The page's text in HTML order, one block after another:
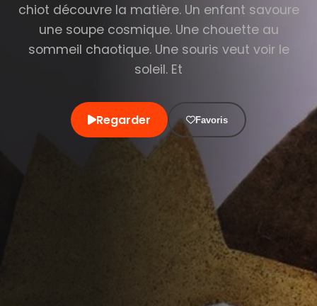
chiot découvre la matière. Un enfant savoure
une soupe cosmique. Une chouette au
sommeil chaotique. Une souris veut voir le
soleil. Et
Regarder Favoris